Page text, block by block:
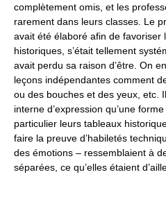
complètement omis, et les
rarement dans leurs classes. Le
avait été élaboré afin de favoriser
historiques, s’était tellement
avait perdu sa raison d’être. On
leçons indépendantes comment
ou des bouches et des yeux, etc.
interne d’expression qu’une
particulier leurs tableaux
faire la preuve d’habiletés
des émotions – ressemblaient à
séparées, ce qu’elles étaient